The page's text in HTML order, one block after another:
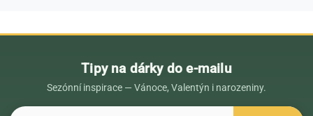
Tipy na dárky do e-mailu
Sezónní inspirace — Vánoce, Valentýn i narozeniny.